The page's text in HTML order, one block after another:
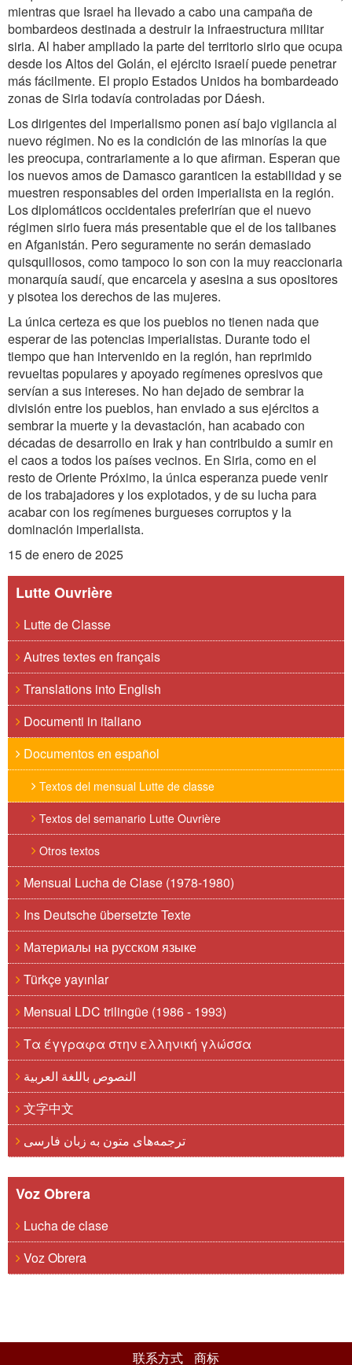
mientras que Israel ha llevado a cabo una campaña de
bombardeos destinada a destruir la infraestructura militar
siria. Al haber ampliado la parte del territorio sirio que ocupa
desde los Altos del Golán, el ejército israelí puede penetrar
más fácilmente. El propio Estados Unidos ha bombardeado
zonas de Siria todavía controladas por Dáesh.
Los dirigentes del imperialismo ponen así bajo vigilancia al
nuevo régimen. No es la condición de las minorías la que
les preocupa, contrariamente a lo que afirman. Esperan que
los nuevos amos de Damasco garanticen la estabilidad y se
muestren responsables del orden imperialista en la región.
Los diplomáticos occidentales preferirían que el nuevo
régimen sirio fuera más presentable que el de los talibanes
en Afganistán. Pero seguramente no serán demasiado
quisquillosos, como tampoco lo son con la muy reaccionaria
monarquía saudí, que encarcela y asesina a sus opositores
y pisotea los derechos de las mujeres.
La única certeza es que los pueblos no tienen nada que
esperar de las potencias imperialistas. Durante todo el
tiempo que han intervenido en la región, han reprimido
revueltas populares y apoyado regímenes opresivos que
servían a sus intereses. No han dejado de sembrar la
división entre los pueblos, han enviado a sus ejércitos a
sembrar la muerte y la devastación, han acabado con
décadas de desarrollo en Irak y han contribuido a sumir en
el caos a todos los países vecinos. En Siria, como en el
resto de Oriente Próximo, la única esperanza puede venir
de los trabajadores y los explotados, y de su lucha para
acabar con los regímenes burgueses corruptos y la
dominación imperialista.
15 de enero de 2025
Lutte Ouvrière
Lutte de Classe
Autres textes en français
Translations into English
Documenti in italiano
Documentos en español
Textos del mensual Lutte de classe
Textos del semanario Lutte Ouvrière
Otros textos
Mensual Lucha de Clase (1978-1980)
Ins Deutsche übersetzte Texte
Материалы на русском языке
Türkçe yayınlar
Mensual LDC trilingüe (1986 - 1993)
Τα έγγραφα στην ελληνική γλώσσα
النصوص باللغة العربية
文字中文
ترجمه‌های متون به زبان فارسی
Voz Obrera
Lucha de clase
Voz Obrera
联系方式 商标